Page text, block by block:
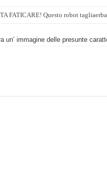
FATICARE! Questo robot
un’ immagine delle presunte